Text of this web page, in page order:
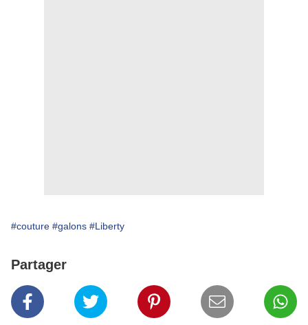
#couture #galons #Liberty
Partager